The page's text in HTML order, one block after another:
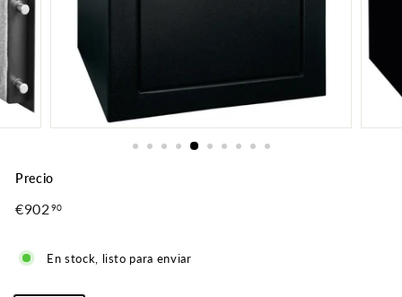
Precio
Precio
€90290
En stock, listo para enviar